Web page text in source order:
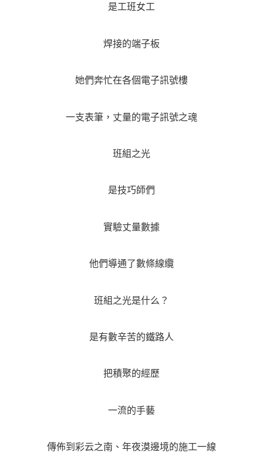
是工班女工
焊接的端子板
她們奔忙在各個電子訊號樓
一支表筆，丈量的電子訊號之魂
班組之光
是技巧師們
實驗丈量數據
他們導通了數條線纜
班組之光是什么？
是有數辛苦的鐵路人
把積聚的經歷
一流的手藝
傳佈到彩云之南、年夜漠邊境的施工一線